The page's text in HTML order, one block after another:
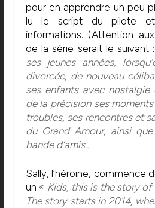
pour en apprendre un peu
lu le script du pilote et
informations. (Attention
de la série serait le suivant :
ses jeunes années,
divorcée, de nouveau
ses enfants avec nostalgie
de la précision ses
troubles, ses rencontres et
du Grand Amour, ainsi
bande d’amis…
Sally, l’héroïne, commence
un « Kids, this is the story
The story starts in 2014,